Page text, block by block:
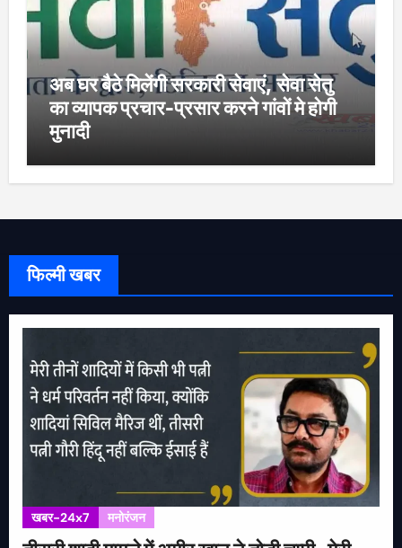
अब घर बैठे मिलेंगी सरकारी सेवाएं, सेवा सेतु
का व्यापक प्रचार-प्रसार करने गांवों मे होगी
मुनादी
फिल्मी खबर
खबर-24x7 मनोरंजन